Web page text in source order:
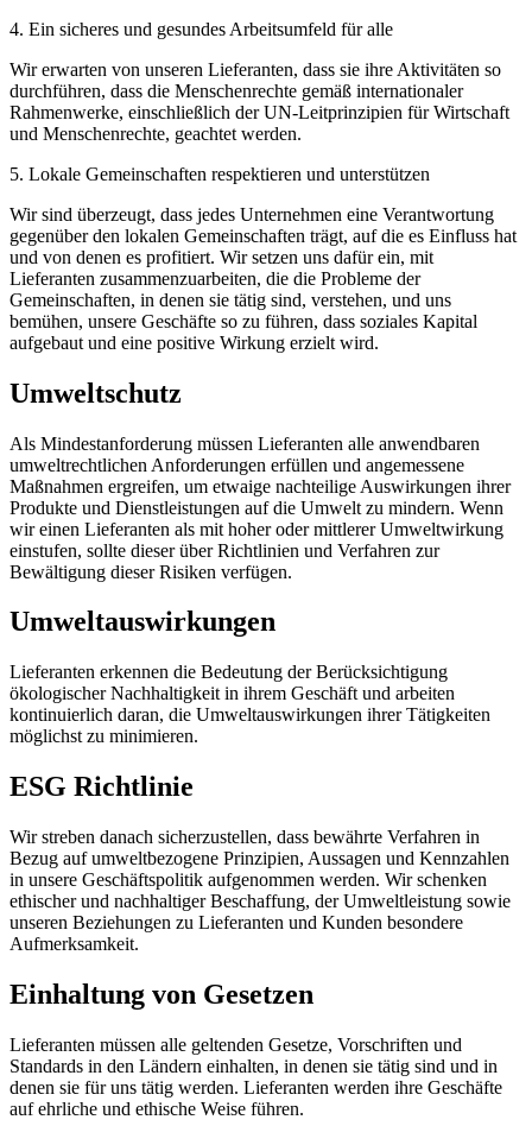
4. Ein sicheres und gesundes Arbeitsumfeld für alle
Wir erwarten von unseren Lieferanten, dass sie ihre Aktivitäten so
durchführen, dass die Menschenrechte gemäß internationaler
Rahmenwerke, einschließlich der UN-Leitprinzipien für Wirtschaft
und Menschenrechte, geachtet werden.
5. Lokale Gemeinschaften respektieren und unterstützen
Wir sind überzeugt, dass jedes Unternehmen eine Verantwortung
gegenüber den lokalen Gemeinschaften trägt, auf die es Einfluss hat
und von denen es profitiert. Wir setzen uns dafür ein, mit
Lieferanten zusammenzuarbeiten, die die Probleme der
Gemeinschaften, in denen sie tätig sind, verstehen, und uns
bemühen, unsere Geschäfte so zu führen, dass soziales Kapital
aufgebaut und eine positive Wirkung erzielt wird.
Umweltschutz
Als Mindestanforderung müssen Lieferanten alle anwendbaren
umweltrechtlichen Anforderungen erfüllen und angemessene
Maßnahmen ergreifen, um etwaige nachteilige Auswirkungen ihrer
Produkte und Dienstleistungen auf die Umwelt zu mindern. Wenn
wir einen Lieferanten als mit hoher oder mittlerer Umweltwirkung
einstufen, sollte dieser über Richtlinien und Verfahren zur
Bewältigung dieser Risiken verfügen.
Umweltauswirkungen
Lieferanten erkennen die Bedeutung der Berücksichtigung
ökologischer Nachhaltigkeit in ihrem Geschäft und arbeiten
kontinuierlich daran, die Umweltauswirkungen ihrer Tätigkeiten
möglichst zu minimieren.
ESG Richtlinie
Wir streben danach sicherzustellen, dass bewährte Verfahren in
Bezug auf umweltbezogene Prinzipien, Aussagen und Kennzahlen
in unsere Geschäftspolitik aufgenommen werden. Wir schenken
ethischer und nachhaltiger Beschaffung, der Umweltleistung sowie
unseren Beziehungen zu Lieferanten und Kunden besondere
Aufmerksamkeit.
Einhaltung von Gesetzen
Lieferanten müssen alle geltenden Gesetze, Vorschriften und
Standards in den Ländern einhalten, in denen sie tätig sind und in
denen sie für uns tätig werden. Lieferanten werden ihre Geschäfte
auf ehrliche und ethische Weise führen.